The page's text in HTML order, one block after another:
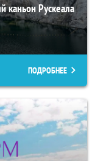
каньон Рускеала
ПОДРОБНЕЕ